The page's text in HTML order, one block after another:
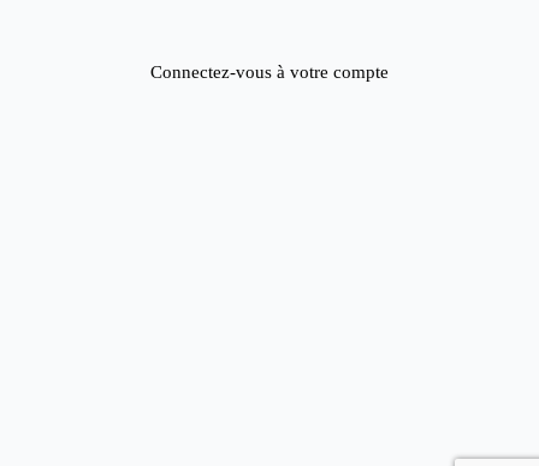
Connectez-vous à votre compte